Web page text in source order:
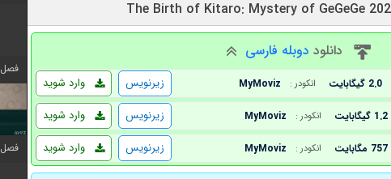
دانلود دوبله فارسی
2.0 گیگابایت انکودر : MyMoviz وارد شوید
زیرنویس
1.2 گیگابایت انکودر : MyMoviz وارد شوید
زیرنویس
757 مگابایت انکودر : MyMoviz وارد شوید زیرنویس
فصل 1 قسمت 4 اضافه شد
فصل 2 قسمت 1 اضافه شد